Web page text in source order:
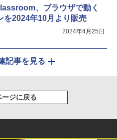
、ブラウザで動く
を2024年10月より販売
2024年4月25日
記事を見る
ージに戻る